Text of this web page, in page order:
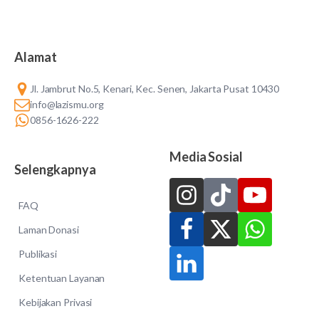
Alamat
Jl. Jambrut No.5, Kenari, Kec. Senen, Jakarta Pusat 10430
info@lazismu.org
0856-1626-222
Selengkapnya
FAQ
Laman Donasi
Publikasi
Ketentuan Layanan
Kebijakan Privasi
Media Sosial